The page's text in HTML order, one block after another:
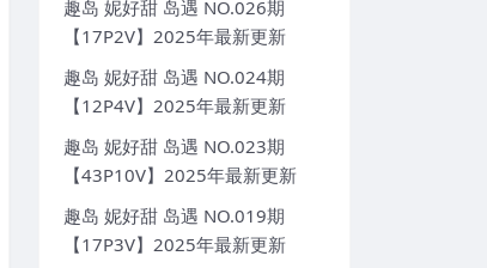
趣岛 妮好甜 岛遇 NO.026期
【17P2V】2025年最新更新
趣岛 妮好甜 岛遇 NO.024期
【12P4V】2025年最新更新
趣岛 妮好甜 岛遇 NO.023期
【43P10V】2025年最新更新
趣岛 妮好甜 岛遇 NO.019期
【17P3V】2025年最新更新